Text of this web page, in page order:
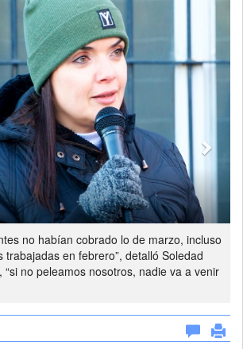
no habían cobrado lo de marzo, incluso
trabajadas en febrero”, detalló Soledad
“si no peleamos nosotros, nadie va a venir